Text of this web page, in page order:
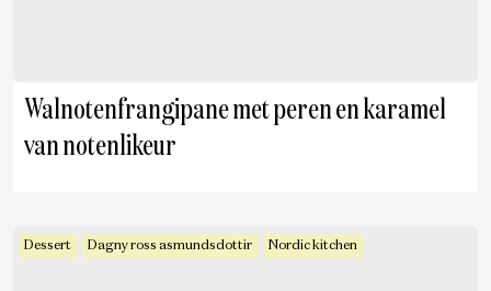
Walnotenfrangipane met peren en karamel
van notenlikeur
Dessert Dagny ross asmundsdottir Nordic kitchen